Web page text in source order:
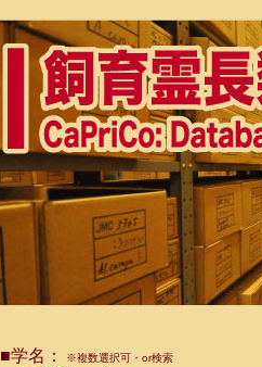
■学名： ※複数選択可・or検索